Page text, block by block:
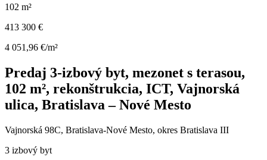
102 m²
413 300 €
4 051,96 €/m²
Predaj 3-izbový byt, mezonet s terasou,
102 m², rekonštrukcia, ICT, Vajnorská
ulica, Bratislava – Nové Mesto
Vajnorská 98C, Bratislava-Nové Mesto, okres Bratislava III
3 izbový byt